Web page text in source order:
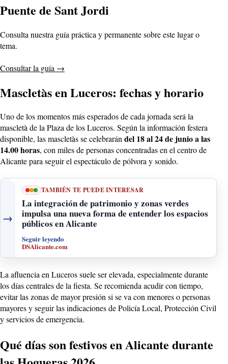
Puente de Sant Jordi
Consulta nuestra guía práctica y permanente sobre este lugar o
tema.
Consultar la guía →
Mascletàs en Luceros: fechas y horario
Uno de los momentos más esperados de cada jornada será la
mascletà de la Plaza de los Luceros. Según la información festera
disponible, las mascletàs se celebrarándel 18 al 24 de junio a las
14.00 horas, con miles de personas concentradas en el centro de
Alicante para seguir el espectáculo de pólvora y sonido.
→
TAMBIÉN TE PUEDE INTERESAR
La integración de patrimonio y zonas verdes
impulsa una nueva forma de entender los espacios
públicos en Alicante
Seguir leyendo
DSAlicante.com
La afluencia en Luceros suele ser elevada, especialmente durante
los días centrales de la fiesta. Se recomienda acudir con tiempo,
evitar las zonas de mayor presión si se va con menores o personas
mayores y seguir las indicaciones de Policía Local, Protección Civil
y servicios de emergencia.
Qué días son festivos en Alicante durante